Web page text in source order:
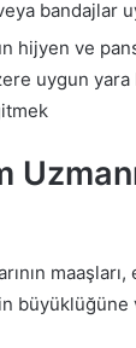
bandajlar
hijyen ve
uygun yara
büyüklüğüne